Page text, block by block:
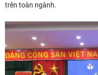
trên toàn ngành.